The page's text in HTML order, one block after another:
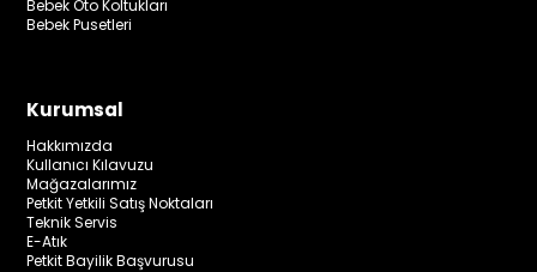
Bebek Oto Koltukları
Bebek Pusetleri
Kurumsal
Hakkımızda
Kullanıcı Kılavuzu
Mağazalarımız
Petkit Yetkili Satış Noktaları
Teknik Servis
E-Atık
Petkit Bayilik Başvurusu